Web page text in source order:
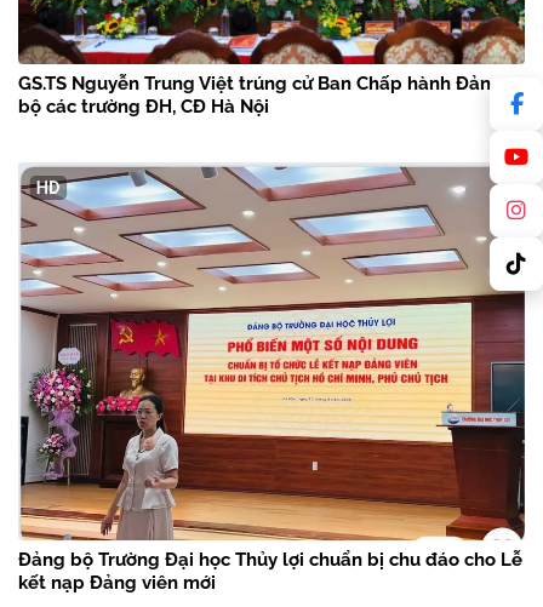
GS.TS Nguyễn Trung Việt trúng cử Ban Chấp hành Đảng
bộ các trường ĐH, CĐ Hà Nội
Đảng bộ Trường Đại học Thủy lợi chuẩn bị chu đáo cho Lễ
kết nạp Đảng viên mới